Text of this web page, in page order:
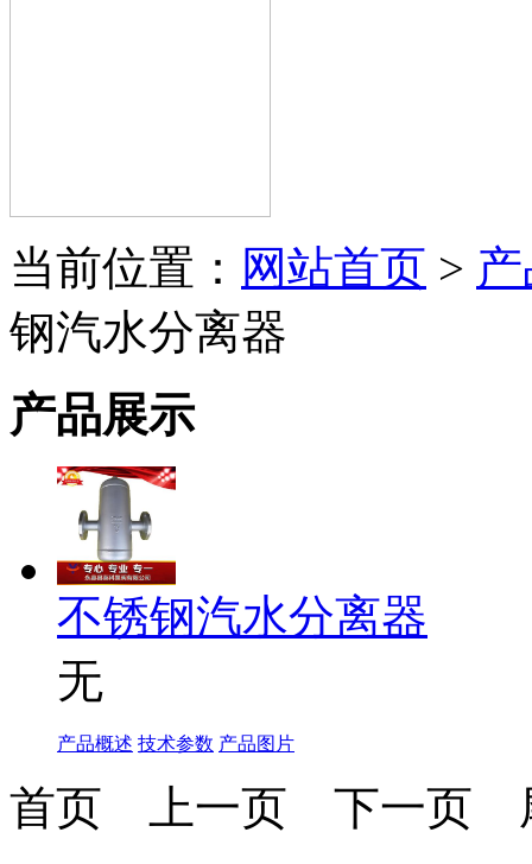
当前位置： 网站首页 >
钢汽水分离器
产品展示
不锈钢汽水分离器
无
产品概述 技术参数 产品图片
首页 上一页 下一页